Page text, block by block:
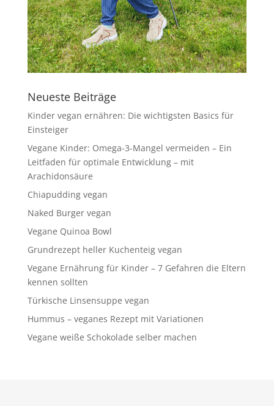
Neueste Beiträge
Kinder vegan ernähren: Die wichtigsten Basics für
Einsteiger
Vegane Kinder: Omega-3-Mangel vermeiden – Ein
Leitfaden für optimale Entwicklung – mit
Arachidonsäure
Chiapudding vegan
Naked Burger vegan
Vegane Quinoa Bowl
Grundrezept heller Kuchenteig vegan
Vegane Ernährung für Kinder – 7 Gefahren die Eltern
kennen sollten
Türkische Linsensuppe vegan
Hummus – veganes Rezept mit Variationen
Vegane weiße Schokolade selber machen